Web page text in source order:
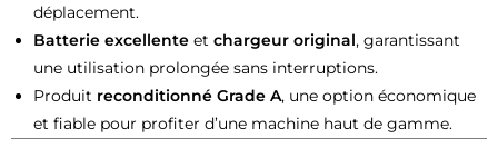
déplacement.
Batterie excellente et chargeur original, garantissant
une utilisation prolongée sans interruptions.
Produit reconditionné Grade A, une option économique
et fiable pour profiter d’une machine haut de gamme.